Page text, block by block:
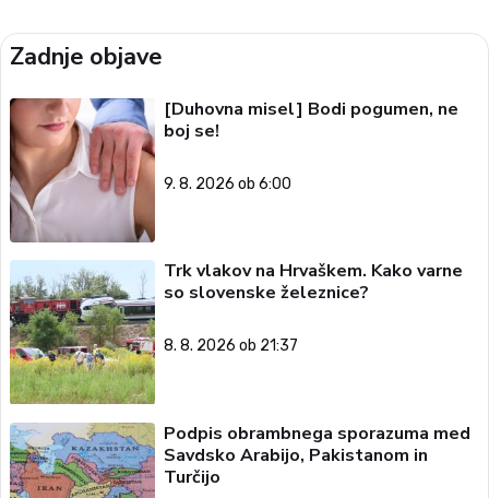
Zadnje objave
[Duhovna misel] Bodi pogumen, ne
boj se!
9. 8. 2026 ob 6:00
Trk vlakov na Hrvaškem. Kako varne
so slovenske železnice?
8. 8. 2026 ob 21:37
Podpis obrambnega sporazuma med
Savdsko Arabijo, Pakistanom in
Turčijo